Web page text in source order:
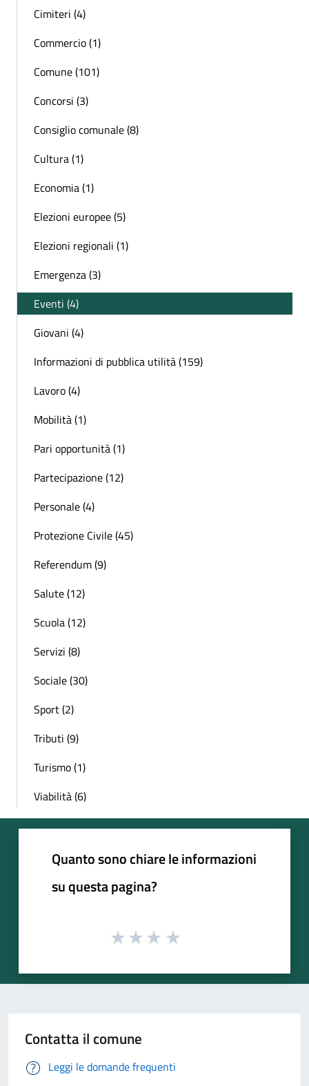
Cimiteri (4)
Commercio (1)
Comune (101)
Concorsi (3)
Consiglio comunale (8)
Cultura (1)
Economia (1)
Elezioni europee (5)
Elezioni regionali (1)
Emergenza (3)
Eventi (4)
Giovani (4)
Informazioni di pubblica utilità (159)
Lavoro (4)
Mobilità (1)
Pari opportunità (1)
Partecipazione (12)
Personale (4)
Protezione Civile (45)
Referendum (9)
Salute (12)
Scuola (12)
Servizi (8)
Sociale (30)
Sport (2)
Tributi (9)
Turismo (1)
Viabilità (6)
Quanto sono chiare le informazioni
su questa pagina?
Contatta il comune
Leggi le domande frequenti